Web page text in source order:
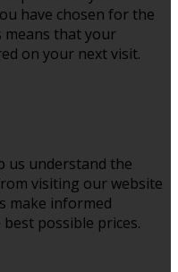
have chosen for the
means that your
on your next visit.
us understand the
visiting our website
make informed
possible prices.